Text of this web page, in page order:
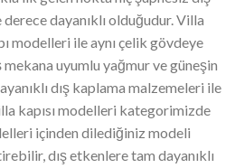
derece dayanıklı olduğudur. Villa
modelleri ile aynı çelik gövdeye
uyumlu yağmur ve güneşin
dış kaplama malzemeleri ile
kapısı modelleri kategorimizde
içinden dilediğiniz modeli
dış etkenlere tam dayanıklı